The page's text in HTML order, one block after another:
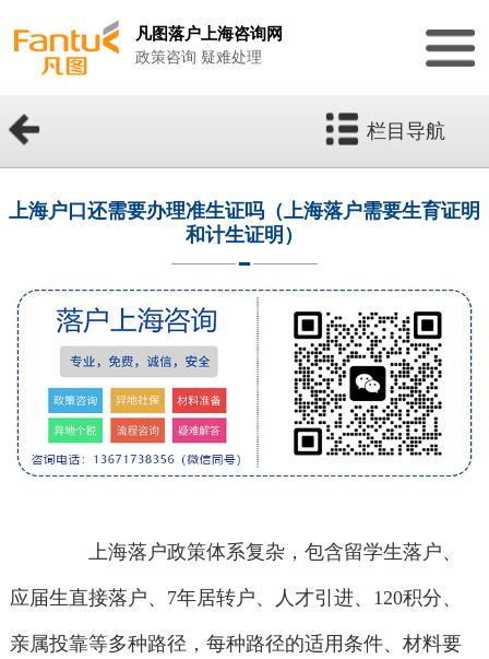
凡图落户上海咨询网
政策咨询 疑难处理
栏目导航
上海户口还需要办理准生证吗（上海落户需要生育证明
和计生证明）
上海落户政策体系复杂，包含留学生落户、
应届生直接落户、7年居转户、人才引进、120积分、
亲属投靠等多种路径，每种路径的适用条件、材料要